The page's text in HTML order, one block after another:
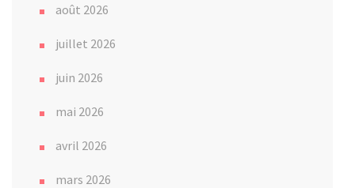
août 2026
juillet 2026
juin 2026
mai 2026
avril 2026
mars 2026